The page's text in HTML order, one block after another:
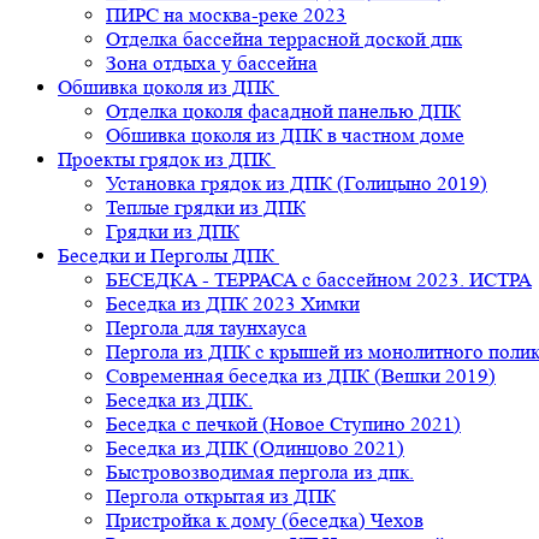
ПИРС на москва-реке 2023
Отделка бассейна террасной доской дпк
Зона отдыха у бассейна
Обшивка цоколя из ДПК
Отделка цоколя фасадной панелью ДПК
Обшивка цоколя из ДПК в частном доме
Проекты грядок из ДПК
Установка грядок из ДПК (Голицыно 2019)
Теплые грядки из ДПК
Грядки из ДПК
Беседки и Перголы ДПК
БЕСЕДКА - ТЕРРАСА с бассейном 2023. ИСТРА
Беседка из ДПК 2023 Химки
Пергола для таунхауса
Пергола из ДПК с крышей из монолитного
Современная беседка из ДПК (Вешки 2019)
Беседка из ДПК.
Беседка с печкой (Новое Ступино 2021)
Беседка из ДПК (Одинцово 2021)
Быстровозводимая пергола из дпк.
Пергола открытая из ДПК
Пристройка к дому (беседка) Чехов